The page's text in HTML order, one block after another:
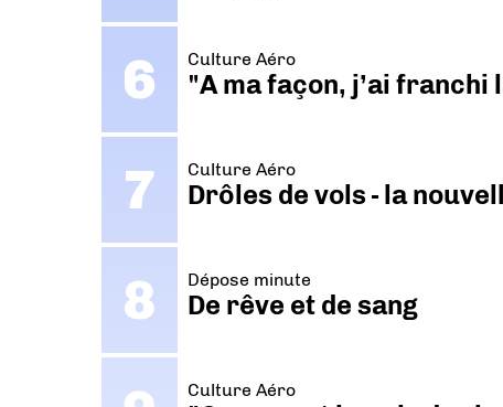
Culture Aéro
"A ma façon, j’ai
Culture Aéro
Drôles de vols - la
Dépose minute
De rêve et de sang
Culture Aéro